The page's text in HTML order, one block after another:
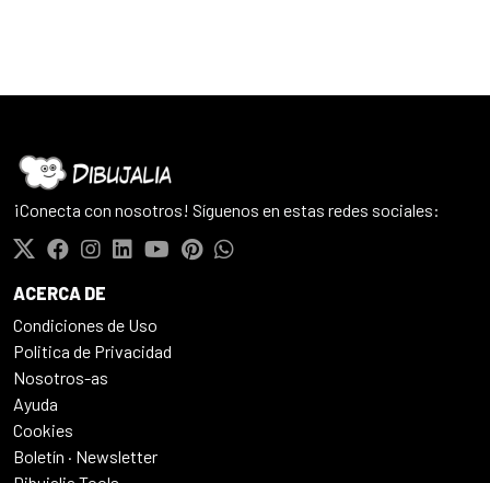
¡Conecta con nosotros! Síguenos en estas redes sociales:
ACERCA DE
Condiciones de Uso
Politica de Privacidad
Nosotros-as
Ayuda
Cookies
Boletín · Newsletter